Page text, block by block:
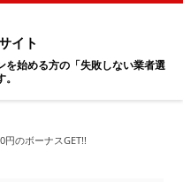
イト
を始める方の「失敗しない業者選
のボーナスGET!!